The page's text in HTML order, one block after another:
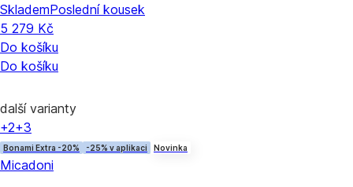
SklademPoslední kousek
5 279 Kč
Do košíku
Do košíku
další varianty
+2+3
Bonami Extra -20% -25% v aplikaci Novinka
Micadoni